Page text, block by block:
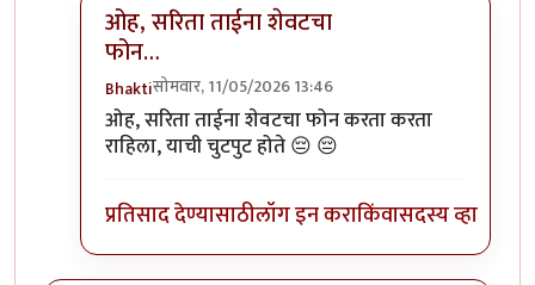
ओह, सरिता ताईना शेवटचा
फोन…
Bhaktiसोमवार, 11/05/2026 13:46
In reply to:) तुम्हाला पाकृ नेहमी आवडतातby
ओह, सरिता ताईना शेवटचा फोन करता करता
राहिला, याची चुटपुट होते 😔 😔
प्रतिसाद देण्यासाठीलॉग इन कराकिंवासदस्य व्हा